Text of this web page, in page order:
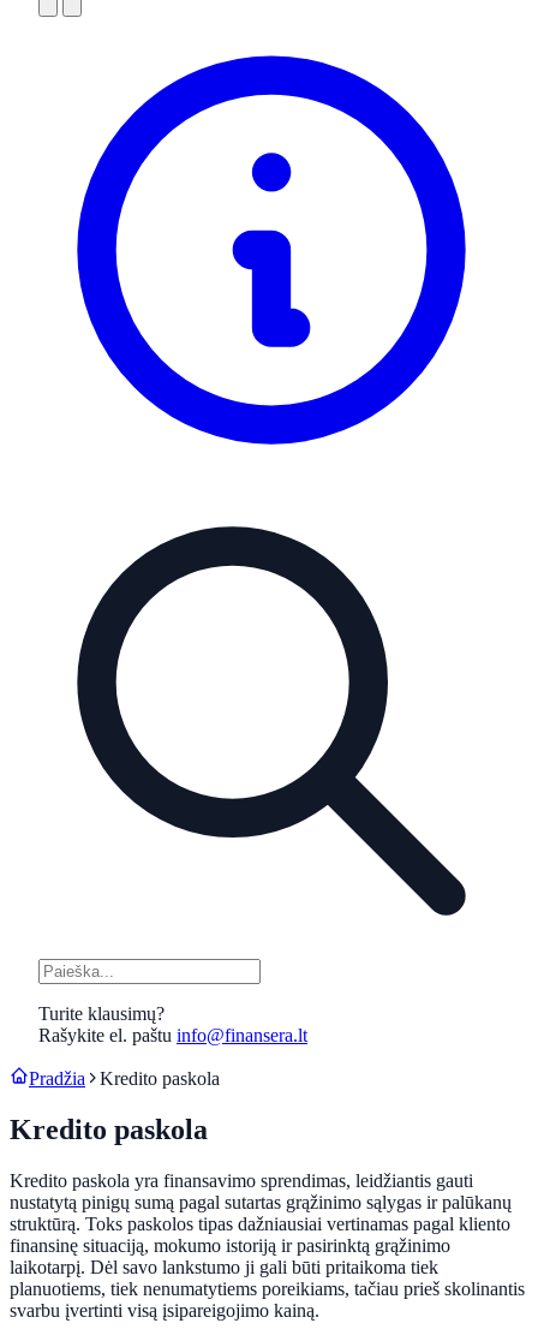
Turite klausimų?
Rašykite el. paštu info@finansera.lt
Pradžia Kredito paskola
Kredito paskola
Kredito paskola yra finansavimo sprendimas, leidžiantis gauti
nustatytą pinigų sumą pagal sutartas grąžinimo sąlygas ir palūkanų
struktūrą. Toks paskolos tipas dažniausiai vertinamas pagal kliento
finansinę situaciją, mokumo istoriją ir pasirinktą grąžinimo
laikotarpį. Dėl savo lankstumo ji gali būti pritaikoma tiek
planuotiems, tiek nenumatytiems poreikiams, tačiau prieš skolinantis
svarbu įvertinti visą įsipareigojimo kainą.